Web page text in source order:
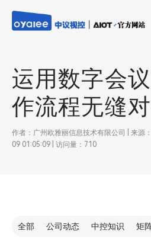
运用数字会
作流程无缝
作者：广州欧雅丽信息技术有限公司 | 来源
09 01:05:09 | 访问量：710
全部 公司动态 中控知识 矩